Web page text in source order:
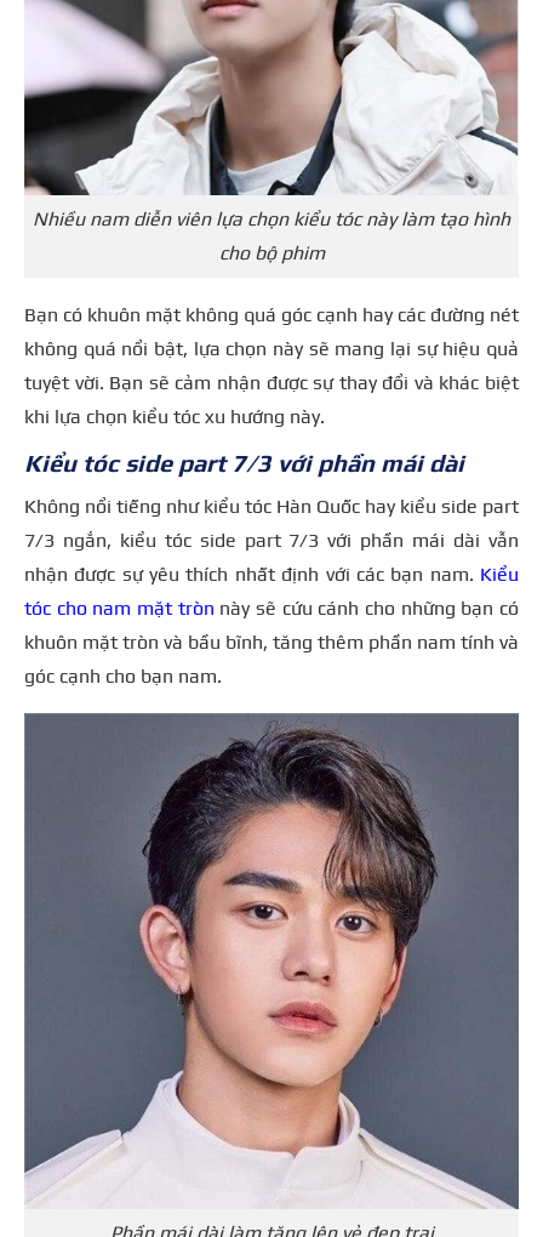
Nhiều nam diễn viên lựa chọn kiểu tóc này làm tạo hình
cho bộ phim
Bạn có khuôn mặt không quá góc cạnh hay các đường nét
không quá nổi bật, lựa chọn này sẽ mang lại sự hiệu quả
tuyệt vời. Bạn sẽ cảm nhận được sự thay đổi và khác biệt
khi lựa chọn kiểu tóc xu hướng này.
Kiểu tóc side part 7/3 với phần mái dài
Không nổi tiếng như kiểu tóc Hàn Quốc hay kiểu side part
7/3 ngắn, kiểu tóc side part 7/3 với phần mái dài vẫn
nhận được sự yêu thích nhất định với các bạn nam. Kiểu
tóc cho nam mặt tròn này sẽ cứu cánh cho những bạn có
khuôn mặt tròn và bầu bĩnh, tăng thêm phần nam tính và
góc cạnh cho bạn nam.